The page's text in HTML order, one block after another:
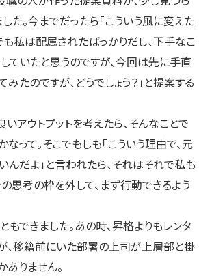
た。今までだったら「こういう風に変えた
も私は配属されたばっかりだし、下手なこ
ていたと思うのですが、今回は先に手直
みたのですが、どうでしょう？」と提案する
アウトプットを考えたら、そんなことで
って。そこでもしも「こういう理由で、元
だよ」と言われたら、それはそれで私も
思考の枠を外して、まず行動できるよう
もできました。あの時、昇格よりもレンタ
、移籍前にいた部署の上司が上層部と掛
ありません。